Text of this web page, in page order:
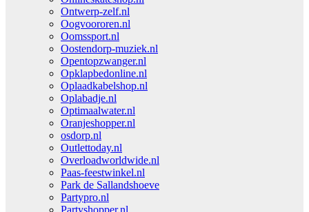
Ontwerp-zelf.nl
Oogvoororen.nl
Oomssport.nl
Oostendorp-muziek.nl
Opentopzwanger.nl
Opklapbedonline.nl
Oplaadkabelshop.nl
Oplabadje.nl
Optimaalwater.nl
Oranjeshopper.nl
osdorp.nl
Outlettoday.nl
Overloadworldwide.nl
Paas-feestwinkel.nl
Park de Sallandshoeve
Partypro.nl
Partyshopper.nl